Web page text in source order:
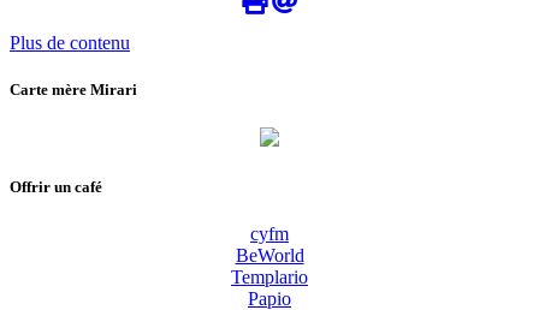
Plus de contenu
Carte mère Mirari
Offrir un café
cyfm
BeWorld
Templario
Papio